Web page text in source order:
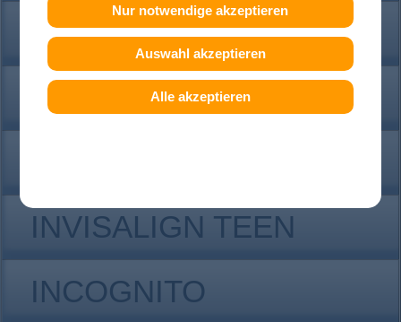
Nur notwendige akzeptieren
Auswahl akzeptieren
Alle akzeptieren
PRAXIS
KONTAKT
INVISALIGN TEEN
INCOGNITO